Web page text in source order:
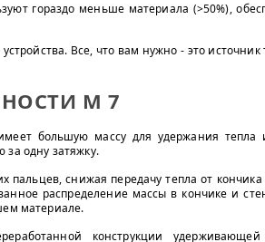
гораздо меньше материала (>50%),
Все, что вам нужно - это источник
M 7
большую массу для удержания тепла
за одну затяжку.
пальцев, снижая передачу тепла от
распределение массы в кончике и
материале.
конструкции